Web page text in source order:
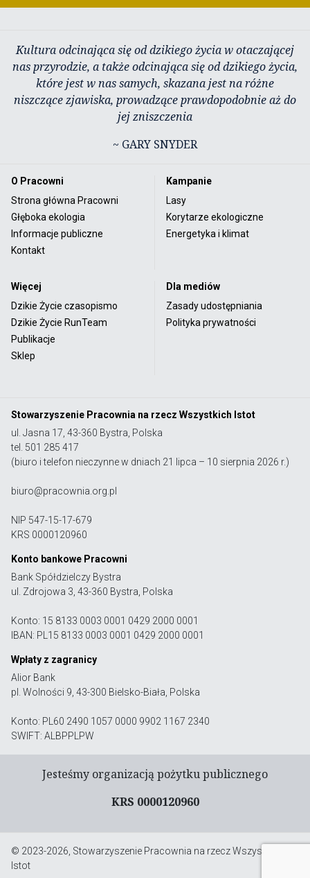
Kultura odcinająca się od dzikiego życia w otaczającej
nas przyrodzie, a także odcinająca się od dzikiego życia,
które jest w nas samych, skazana jest na różne
niszczące zjawiska, prowadzące prawdopodobnie aż do
jej zniszczenia
~ GARY SNYDER
O Pracowni
Strona główna Pracowni
Głęboka ekologia
Informacje publiczne
Kontakt
Kampanie
Lasy
Korytarze ekologiczne
Energetyka i klimat
Więcej
Dzikie Życie czasopismo
Dzikie Życie RunTeam
Publikacje
Sklep
Dla mediów
Zasady udostępniania
Polityka prywatności
Stowarzyszenie Pracownia na rzecz Wszystkich Istot
ul. Jasna 17, 43-360 Bystra, Polska
tel. 501 285 417
(biuro i telefon nieczynne w dniach 21 lipca – 10 sierpnia 2026 r.)
biuro@pracownia.org.pl
NIP 547-15-17-679
KRS 0000120960
Konto bankowe Pracowni
Bank Spółdzielczy Bystra
ul. Zdrojowa 3, 43-360 Bystra, Polska
Konto: 15 8133 0003 0001 0429 2000 0001
IBAN: PL15 8133 0003 0001 0429 2000 0001
Wpłaty z zagranicy
Alior Bank
pl. Wolności 9, 43-300 Bielsko-Biała, Polska
Konto: PL60 2490 1057 0000 9902 1167 2340
SWIFT: ALBPPLPW
Jesteśmy organizacją pożytku publicznego
KRS 0000120960
© 2023-2026, Stowarzyszenie Pracownia na rzecz Wszystkich
Istot